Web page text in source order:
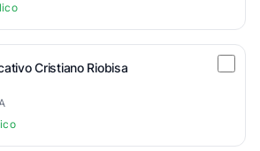
Cristiano Riobisa